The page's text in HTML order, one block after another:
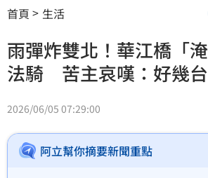
首頁 生活
雨彈炸雙北！華江橋「
法騎 苦主哀嘆：好幾
2026/06/05 07:29:00
阿立幫你摘要新聞重點